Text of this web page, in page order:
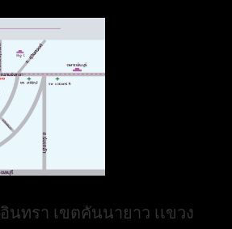
นทรา เขตคันนายาว เเขวง